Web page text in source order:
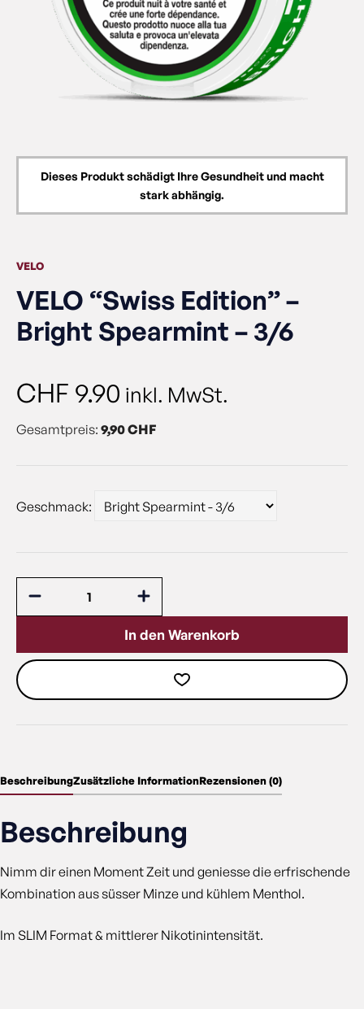
Dieses Produkt schädigt Ihre Gesundheit und macht
stark abhängig.
VELO
VELO “Swiss Edition” –
Bright Spearmint – 3/6
CHF 9.90 inkl. MwSt.
Gesamtpreis: 9,90 CHF
Geschmack:
In den Warenkorb
BeschreibungZusätzliche InformationRezensionen (0)
Beschreibung
Nimm dir einen Moment Zeit und geniesse die erfrischende
Kombination aus süsser Minze und kühlem Menthol.
Im SLIM Format & mittlerer Nikotinintensität.